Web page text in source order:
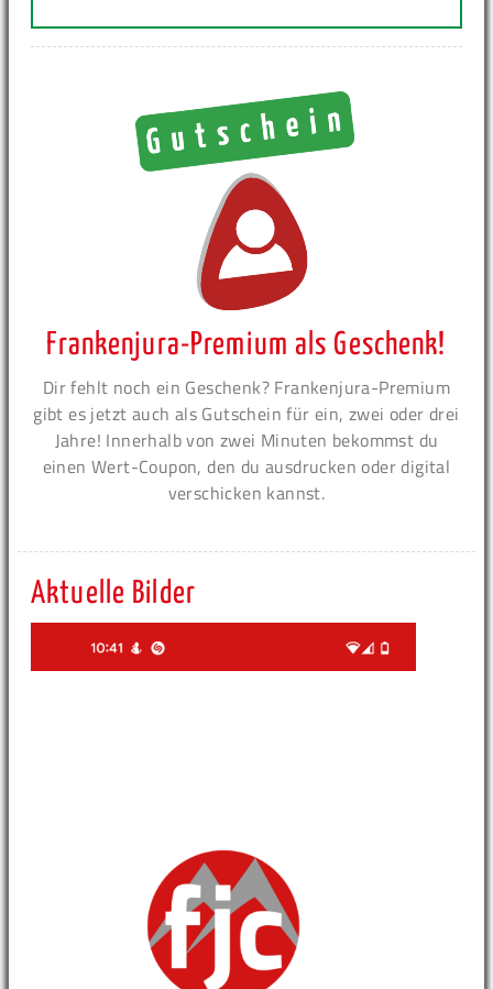
Frankenjura-Premium als Geschenk!
Dir fehlt noch ein Geschenk? Frankenjura-Premium
gibt es jetzt auch als Gutschein für ein, zwei oder drei
Jahre! Innerhalb von zwei Minuten bekommst du
einen Wert-Coupon, den du ausdrucken oder digital
verschicken kannst.
Aktuelle Bilder